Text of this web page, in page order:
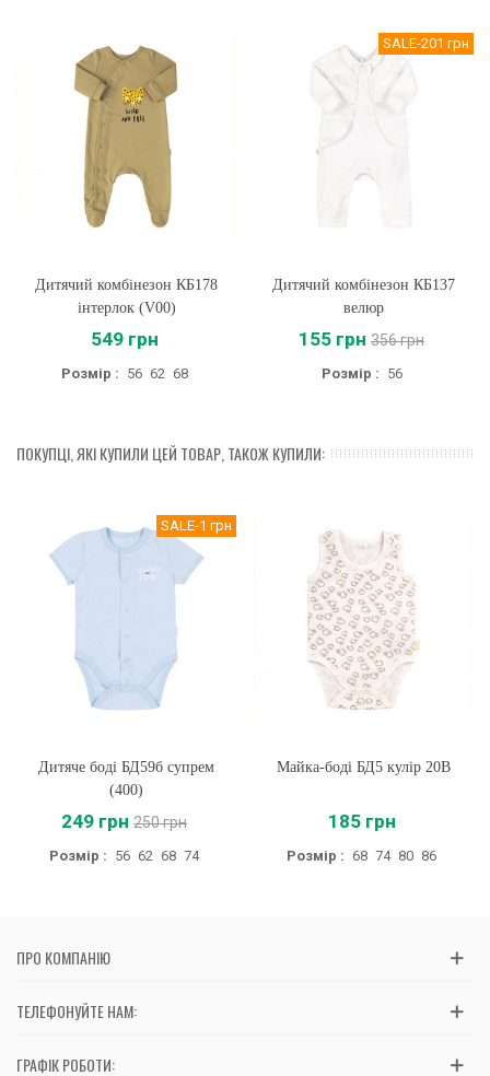
Дитячий комбінезон КБ178
інтерлок (V00)
549 грн
Розмір : 56 62 68
SALE-201 грн
Дитячий комбінезон КБ137
велюр
155 грн 356 грн
Розмір : 56
ПОКУПЦІ, ЯКІ КУПИЛИ ЦЕЙ ТОВАР, ТАКОЖ КУПИЛИ:
SALE-1 грн
Дитяче боді БД59б супрем
(400)
249 грн 250 грн
Розмір : 56 62 68 74
Майка-боді БД5 кулір 20B
185 грн
Розмір : 68 74 80 86
ПРО КОМПАНІЮ
ТЕЛЕФОНУЙТЕ НАМ:
ГРАФІК РОБОТИ: